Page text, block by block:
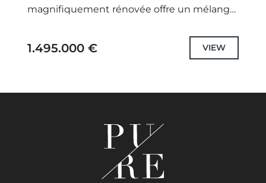
magnifiquement rénovée offre un mélange
d'emplacement privilégié. À quelques pas...
1.495.000 € VIEW